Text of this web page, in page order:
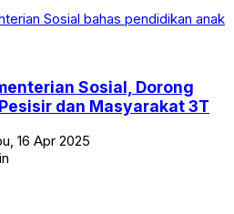
Sosial, Dorong
dan Masyarakat 3T
16 Apr 2025